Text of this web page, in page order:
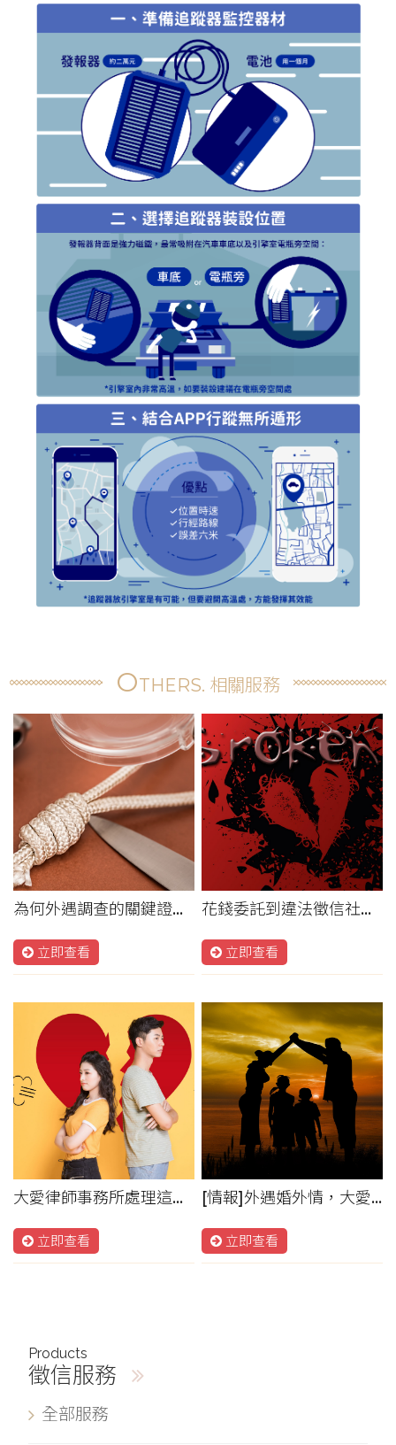
OTHERS. 相關服務
為何外遇調查的關鍵證據很重要呢？這跟是否能成立妨害家庭罪有關
立即查看
花錢委託到違法徵信社，不但行蹤調查找不著，還花了冤枉錢
立即查看
大愛律師事務所處理這起外遇事件，小三被人夫誆騙感情
立即查看
[情報]外遇婚外情，大愛徵信社為您蒐證-徵信社ptt鄉公所
立即查看
Products
徵信服務
全部服務